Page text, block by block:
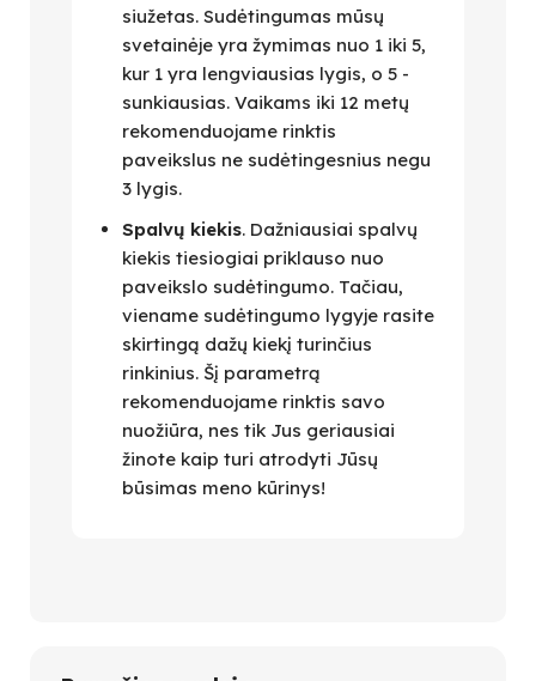
siužetas. Sudėtingumas mūsų
svetainėje yra žymimas nuo 1 iki 5,
kur 1 yra lengviausias lygis, o 5 -
sunkiausias. Vaikams iki 12 metų
rekomenduojame rinktis
paveikslus ne sudėtingesnius negu
3 lygis.
Spalvų kiekis. Dažniausiai spalvų
kiekis tiesiogiai priklauso nuo
paveikslo sudėtingumo. Tačiau,
viename sudėtingumo lygyje rasite
skirtingą dažų kiekį turinčius
rinkinius. Šį parametrą
rekomenduojame rinktis savo
nuožiūra, nes tik Jus geriausiai
žinote kaip turi atrodyti Jūsų
būsimas meno kūrinys!